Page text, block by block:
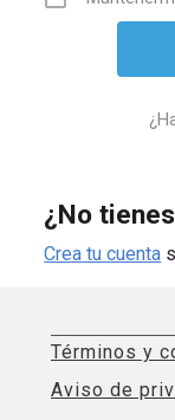
¿No
Crea tu cuenta
Términos y
Aviso de